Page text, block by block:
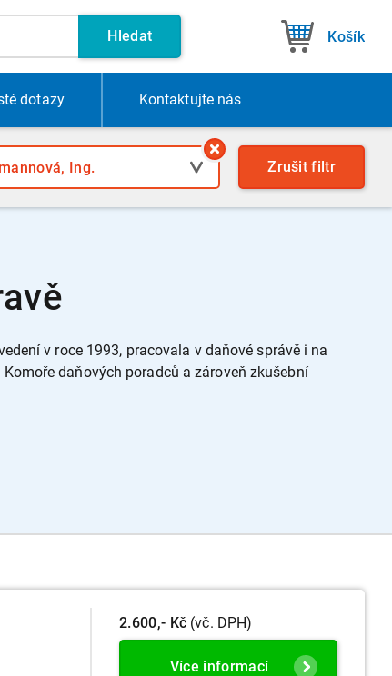
Hledat Košík
dotazy Kontaktujte nás
Zrušit filtr
v roce 1993, pracovala v daňové správě i na
daňových poradců a zároveň zkušební
2.600,- Kč (vč. DPH)
Více informací